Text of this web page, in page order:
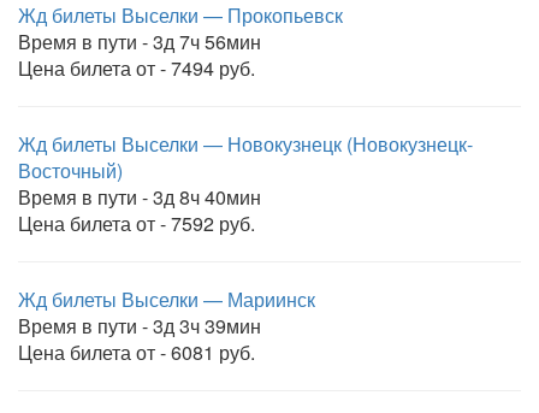
Жд билеты Выселки — Прокопьевск
Время в пути - 3д 7ч 56мин
Цена билета от - 7494 руб.
Жд билеты Выселки — Новокузнецк (Новокузнецк-
Восточный)
Время в пути - 3д 8ч 40мин
Цена билета от - 7592 руб.
Жд билеты Выселки — Мариинск
Время в пути - 3д 3ч 39мин
Цена билета от - 6081 руб.